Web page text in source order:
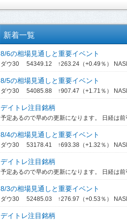
新着一覧
8/6の相場見通しと重要イベント
ダウ30 54349.12 ↑263.24（+0.49％）
8/5の相場見通しと重要イベント
ダウ30 54085.88 ↑907.47（+1.71％）
デイトレ注目銘柄
予定あるので早めの更新になります。 日経は
8/4の相場見通しと重要イベント
ダウ30 53178.41 ↑693.38（+1.32％）
デイトレ注目銘柄
予定あるので早めの更新になります。 日経は
8/3の相場見通しと重要イベント
ダウ30 52485.03 ↑276.97（+0.53％）
デイトレ注目銘柄